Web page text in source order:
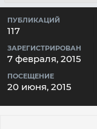
ПУБЛИКАЦИЙ
117
ЗАРЕГИСТРИРОВАН
7 февраля, 2015
ПОСЕЩЕНИЕ
20 июня, 2015